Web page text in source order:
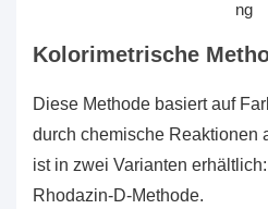
Kolorimetrische
Diese Methode basiert auf
durch chemische Reaktionen
ist in zwei Varianten
Rhodazin-D-Methode.